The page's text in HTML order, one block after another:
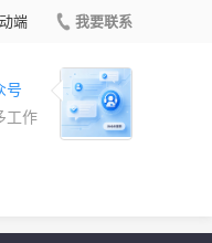
端 我要联系
号
工作